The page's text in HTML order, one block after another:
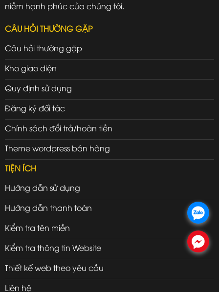
niềm hạnh phúc của chúng tôi.
CÂU HỎI THƯỜNG GẶP
Câu hỏi thường gặp
Kho giao diện
Quy định sử dụng
Đăng ký đối tác
Chính sách đổi trả/hoàn tiền
Theme wordpress bán hàng
TIỆN ÍCH
Hướng dẫn sử dụng
Hướng dẫn thanh toán
Kiểm tra tên miền
Kiểm tra thông tin Website
Thiết kế web theo yêu cầu
Liên hệ
.
.